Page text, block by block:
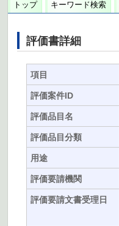
トップ キーワード検索
評価書詳細
項目
評価案件ID
評価品目名
評価品目分類
用途
評価要請機関
評価要請文書受理日